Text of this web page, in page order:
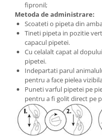
fipronil;
Metoda de administrare:
Scoateti o pipeta din
Tineti pipeta in pozitie
capacul pipetei.
Cu celalalt capat al
pipetei.
Indepartati parul
pentru a face pielea
Puneti varful pipetei pe
pentru a fi golit direct pe